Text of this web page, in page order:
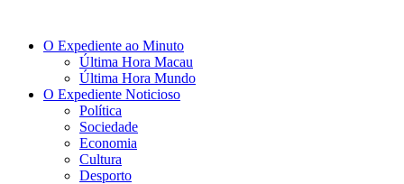
O Expediente ao Minuto
Última Hora Macau
Última Hora Mundo
O Expediente Noticioso
Política
Sociedade
Economia
Cultura
Desporto